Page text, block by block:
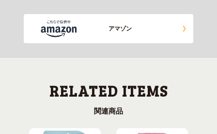
アマゾン
関連商品